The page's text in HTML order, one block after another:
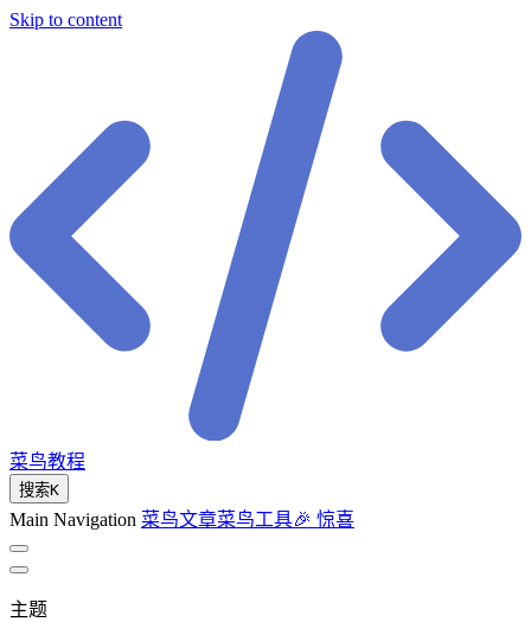
Skip to content
菜鸟教程
搜索K
Main Navigation 菜鸟文章菜鸟工具🎉 惊喜
主题